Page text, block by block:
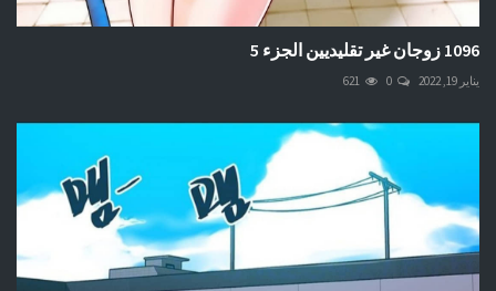
1096 زوجان غير تقليديين الجزء 5
يناير 19, 2022 0
621